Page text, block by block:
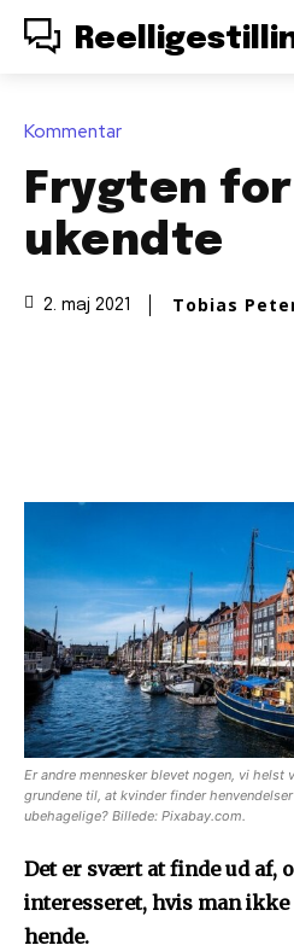
Kommentar
Frygten
ukendte
2. maj 2021 Tobias
Er andre mennesker blevet nogen, vi
grundene til, at kvinder finder
ubehagelige? Billede: Pixabay.com.
Det er svært at finde ud af,
interesseret, hvis man
hende.